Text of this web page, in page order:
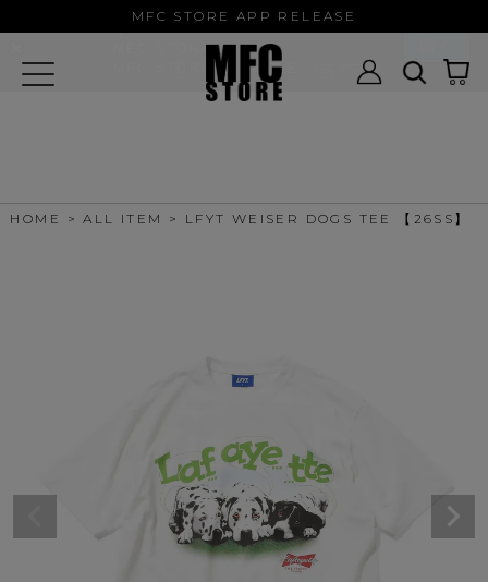
MFC STORE APP RELEASE
HOME ALL ITEM LFYT WEISER DOGS TEE 【26SS】
MFC STORE
MFC STORE/EXAMPLE 公式アプリ -
Google Play